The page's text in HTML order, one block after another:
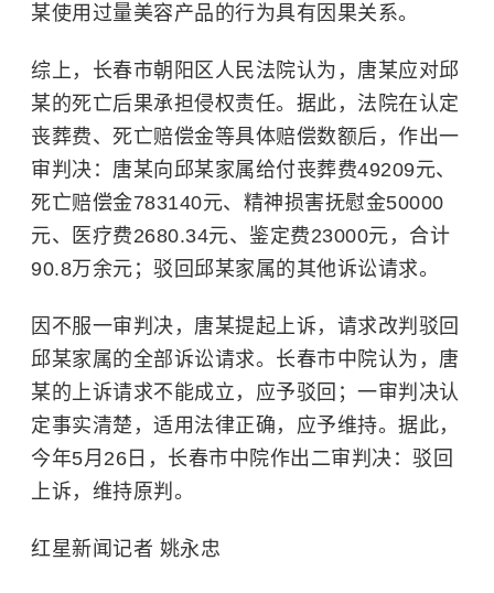
某使用过量美容产品的行为具有因果关系。
综上，长春市朝阳区人民法院认为，唐某应对邱
某的死亡后果承担侵权责任。据此，法院在认定
丧葬费、死亡赔偿金等具体赔偿数额后，作出一
审判决： 唐某向邱某家属给付丧葬费49209元、
死亡赔偿金783140元、精神损害抚慰金50000
元、医疗费2680.34元、鉴定费23000元，合计
90.8万余元；驳回邱某家属的其他诉讼请求。
因不服一审判决，唐某提起上诉，请求改判驳回
邱某家属的全部诉讼请求。长春市中院认为，唐
某的上诉请求不能成立，应予驳回；一审判决认
定事实清楚，适用法律正确，应予维持。据此，
今年5月26日，长春市中院作出二审判决：驳回
上诉，维持原判。
红星新闻记者 姚永忠